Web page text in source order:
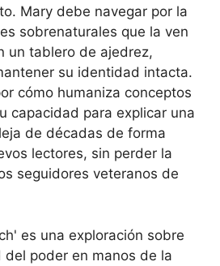
Mary debe navegar por la
sobrenaturales que la ven
un tablero de ajedrez,
su identidad intacta.
cómo humaniza conceptos
capacidad para explicar una
de décadas de forma
lectores, sin perder la
seguidores veteranos de
es una exploración sobre
poder en manos de la